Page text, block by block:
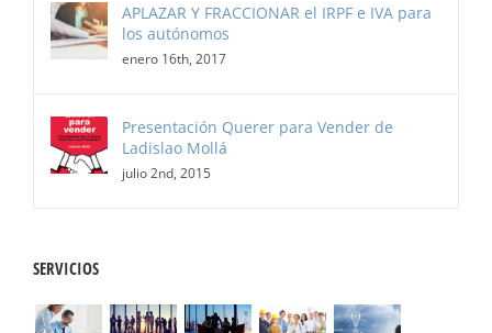
APLAZAR Y FRACCIONAR el IRPF e IVA para
los autónomos
enero 16th, 2017
Presentación Querer para Vender de
Ladislao Mollá
julio 2nd, 2015
SERVICIOS